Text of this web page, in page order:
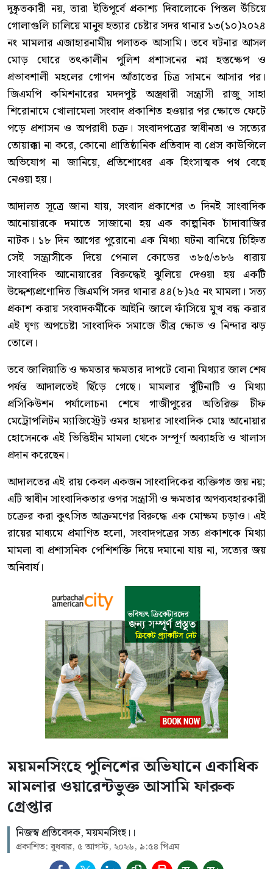
দুষ্কৃতকারী নয়, তারা ইতিপূর্বে প্রকাশ্য দিবালোকে পিস্তল উঁচিয়ে
গোলাগুলি চালিয়ে মানুষ হত্যার চেষ্টার সদর থানার ১৩(১০)২০২৪
নং মামলার এজাহারনামীয় পলাতক আসামি। তবে ঘটনার আসল
মোড় ঘোরে তৎকালীন পুলিশ প্রশাসনের নগ্ন হস্তক্ষেপ ও
প্রভাবশালী মহলের গোপন আঁতাতের চিত্র সামনে আসার পর।
জিএমপি কমিশনারের মদদপুষ্ট অস্ত্রধারী সন্ত্রাসী রাজু সাহা
শিরোনামে খোলামেলা সংবাদ প্রকাশিত হওয়ার পর ক্ষোভে ফেটে
পড়ে প্রশাসন ও অপরাধী চক্র। সংবাদপত্রের স্বাধীনতা ও সত্যের
তোয়াক্কা না করে, কোনো প্রাতিষ্ঠানিক প্রতিবাদ বা প্রেস কাউন্সিলে
অভিযোগ না জানিয়ে, প্রতিশোধের এক হিংসাত্মক পথ বেছে
নেওয়া হয়।
আদালত সূত্রে জানা যায়, সংবাদ প্রকাশের ৩ দিনই সাংবাদিক
আনোয়ারকে দমাতে সাজানো হয় এক কাল্পনিক চাঁদাবাজির
নাটক। ১৮ দিন আগের পুরোনো এক মিথ্যা ঘটনা বানিয়ে চিহ্নিত
সেই সন্ত্রাসীকে দিয়ে পেনাল কোডের ৩৮৫/৩৮৬ ধারায়
সাংবাদিক আনোয়ারের বিরুদ্ধেই ঝুলিয়ে দেওয়া হয় একটি
উদ্দেশ্যপ্রণোদিত জিএমপি সদর থানার ৪৪(৮)২৫ নং মামলা। সত্য
প্রকাশ করায় সংবাদকর্মীকে আইনি জালে ফাঁসিয়ে মুখ বন্ধ করার
এই ঘৃণ্য অপচেষ্টা সাংবাদিক সমাজে তীব্র ক্ষোভ ও নিন্দার ঝড়
তোলে।
তবে জালিয়াতি ও ক্ষমতার ক্ষমতার দাপটে বোনা মিথ্যার জাল শেষ
পর্যন্ত আদালতেই ছিঁড়ে গেছে। মামলার খুঁটিনাটি ও মিথ্যা
প্রসিকিউশন পর্যালোচনা শেষে গাজীপুরের অতিরিক্ত চীফ
মেট্রোপলিটন ম্যাজিস্ট্রেট ওমর হায়দার সাংবাদিক মোঃ আনোয়ার
হোসেনকে এই ভিত্তিহীন মামলা থেকে সম্পূর্ণ অব্যাহতি ও খালাস
প্রদান করেছেন।
আদালতের এই রায় কেবল একজন সাংবাদিকের ব্যক্তিগত জয় নয়;
এটি স্বাধীন সাংবাদিকতার ওপর সন্ত্রাসী ও ক্ষমতার অপব্যবহারকারী
চক্রের করা কুৎসিত আক্রমণের বিরুদ্ধে এক মোক্ষম চড়াও। এই
রায়ের মাধ্যমে প্রমাণিত হলো, সংবাদপত্রের সত্য প্রকাশকে মিথ্যা
মামলা বা প্রশাসনিক পেশিশক্তি দিয়ে দমানো যায় না, সত্যের জয়
অনিবার্য।
ময়মনসিংহে পুলিশের অভিযানে একাধিক
মামলার ওয়ারেন্টভুক্ত আসামি ফারুক
গ্রেপ্তার
নিজস্ব প্রতিবেদক, ময়মনসিংহ।।
প্রকাশিত: বুধবার, ৫ আগস্ট, ২০২৬, ৯:৫৪ পিএম